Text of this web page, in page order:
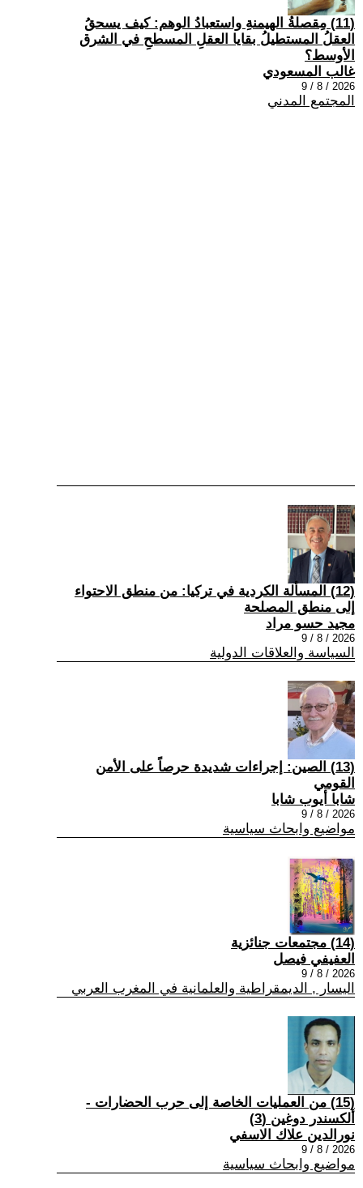
(11) مِقصلةُ الهيمنةِ واستعبادُ الوهم: كيف يسحقُ
العقلُ المستطيلُ بقايا العقلِ المسطحِ في الشرق
الأوسط؟
غالب المسعودي
2026 / 8 / 9
المجتمع المدني
(12) المسألة الكردية في تركيا: من منطق الاحتواء
إلى منطق المصلحة
مجيد حسو مراد
2026 / 8 / 9
السياسة والعلاقات الدولية
(13) الصين: إجراءات شديدة حرصاً على الأمن
القومي
شابا أيوب شابا
2026 / 8 / 9
مواضيع وابحاث سياسية
(14) مجتمعات جنائزية
العفيفي فيصل
2026 / 8 / 9
اليسار , الديمقراطية والعلمانية في المغرب العربي
(15) من العمليات الخاصة إلى حرب الحضارات -
ألكسندر دوغين (3)
نورالدين علاك الاسفي
2026 / 8 / 9
مواضيع وابحاث سياسية